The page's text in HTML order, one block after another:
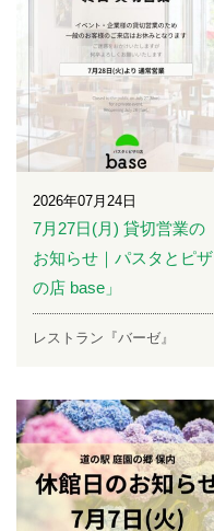
2026年07月24日
7月27日(月) 貸切営業の
お知らせ｜パスタとピザ
の店 base」
レストラン『バーゼ』